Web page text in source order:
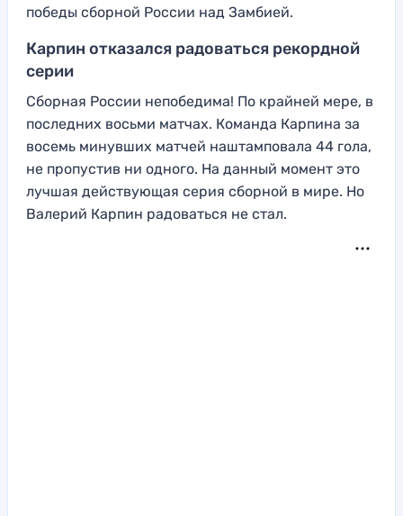
победы сборной России над Замбией.
Карпин отказался радоваться рекордной
серии
Сборная России непобедима! По крайней мере, в
последних восьми матчах. Команда Карпина за
восемь минувших матчей наштамповала 44 гола,
не пропустив ни одного. На данный момент это
лучшая действующая серия сборной в мире. Но
Валерий Карпин радоваться не стал.